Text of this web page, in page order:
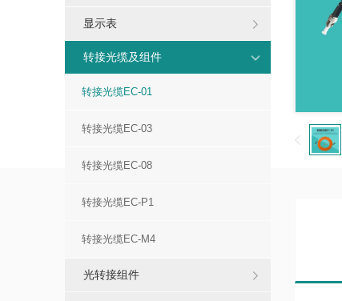
显示表
转接光缆及组件
转接光缆EC-01
转接光缆EC-03
转接光缆EC-08
转接光缆EC-P1
转接光缆EC-M4
光转接组件